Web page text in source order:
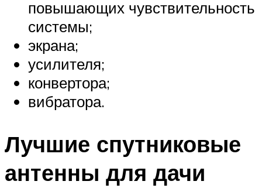
повышающих чувствительность
системы;
экрана;
усилителя;
конвертора;
вибратора.
Лучшие спутниковые
антенны для дачи